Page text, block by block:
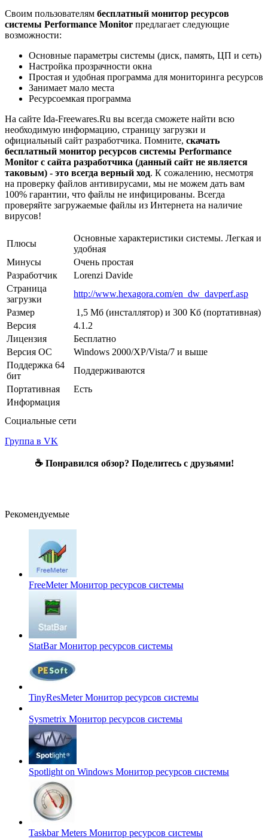
Своим пользователям бесплатный монитор ресурсов
системы Performance Monitor предлагает следующие
возможности:
Основные параметры системы (диск, память, ЦП и сеть)
Настройка прозрачности окна
Простая и удобная программа для мониторинга ресурсов
Занимает мало места
Ресурсоемкая программа
На сайте Ida-Freewares.Ru вы всегда сможете найти всю
необходимую информацию, страницу загрузки и
официальный сайт разработчика. Помните, скачать
бесплатный монитор ресурсов системы Performance
Monitor с сайта разработчика (данный сайт не является
таковым) - это всегда верный ход. К сожалению, несмотря
на проверку файлов антивирусами, мы не можем дать вам
100% гарантии, что файлы не инфицированы. Всегда
проверяйте загружаемые файлы из Интернета на наличие
вирусов!
Плюсы
Основные характеристики системы. Легкая и
удобная
Минусы
Очень простая
Разработчик
Lorenzi Davide
Страница
загрузки
http://www.hexagora.com/en_dw_davperf.asp
Размер
1,5 Мб (инсталлятор) и 300 Кб (портативная)
Версия
4.1.2
Лицензия
Бесплатно
Версия ОС
Windows 2000/XP/Vista/7 и выше
Поддержка 64
бит
Поддерживаются
Портативная
Есть
Информация
Социальные сети
Группа в VK
☕ Понравился обзор? Поделитесь с друзьями!
Рекомендуемые
FreeMeterМонитор ресурсов системы
StatBarМонитор ресурсов системы
TinyResMeterМонитор ресурсов системы
Sysmetrix Монитор ресурсов системы
Spotlight on Windows Монитор ресурсов системы
Taskbar Meters Монитор ресурсов системы